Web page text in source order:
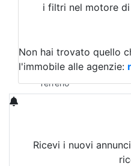
Magazzini
Qualsiasi
Terreno edificabile
Terreno
i filtri nel motore
Non hai trovato quello
l'immobile alle agenzie:
Ricevi i nuovi